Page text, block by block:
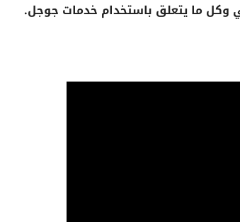
وكل ما يتعلق باستخدام خدمات جوجل.